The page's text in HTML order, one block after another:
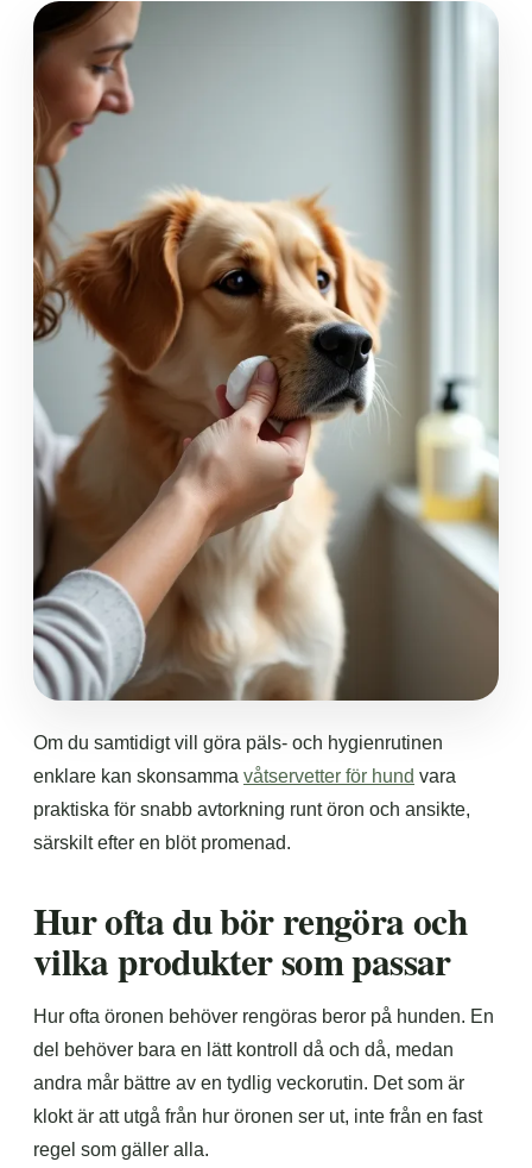
Om du samtidigt vill göra päls- och hygienrutinen
enklare kan skonsamma våtservetter för hund vara
praktiska för snabb avtorkning runt öron och ansikte,
särskilt efter en blöt promenad.
Hur ofta du bör rengöra och
vilka produkter som passar
Hur ofta öronen behöver rengöras beror på hunden. En
del behöver bara en lätt kontroll då och då, medan
andra mår bättre av en tydlig veckorutin. Det som är
klokt är att utgå från hur öronen ser ut, inte från en fast
regel som gäller alla.